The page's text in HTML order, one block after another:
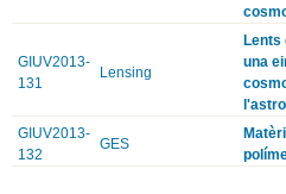
GIUV2013-
131
Lensing
Lents
una
GIUV2013-
132
GES